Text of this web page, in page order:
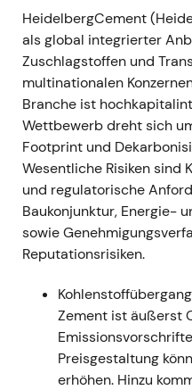
Einführung des
einem Volumen von
(Laufzeit bis
Anhebung der
Einordnung:Die
verschob sich von
und Renditestory –
Rückkaufprogramm
Aktionärsrendite
Technisch:
und das
2022 (Q1–Q4) —
Schock,
Wertberichtigungen
HeidelbergCement
als global integrierter
Zuschlagstoffen und
multinationalen
Branche ist
Wettbewerb dreht sich
Footprint und
Wesentliche Risiken sind
und regulatorische
Baukonjunktur, Energie-
sowie
Reputationsrisiken.
Zement ist äußerst
Preisgestaltung
erhöhen. Hinzu